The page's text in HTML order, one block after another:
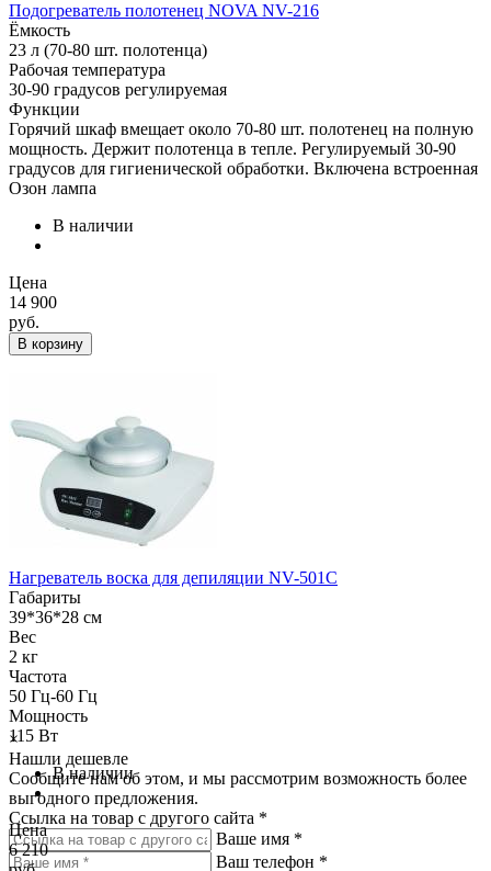
Подогреватель полотенец NOVA NV-216
Ёмкость
23 л (70-80 шт. полотенца)
Рабочая температура
30-90 градусов регулируемая
Функции
Горячий шкаф вмещает около 70-80 шт. полотенец на полную
мощность. Держит полотенца в тепле. Регулируемый 30-90
градусов для гигиенической обработки. Включена встроенная
Озон лампа
В наличии
Цена
14 900
руб.
В корзину
Нагреватель воска для депиляции NV-501C
Габариты
39*36*28 см
Вес
2 кг
Частота
50 Гц-60 Гц
Мощность
115 Вт
В наличии
Цена
6 210
×
Нашли дешевле
Сообщите нам об этом, и мы рассмотрим возможность более
выгодного предложения.
Ссылка на товар с другого сайта *
Ваше имя *
Ваш телефон *